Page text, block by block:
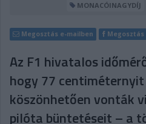
MONACÓINAGYDÍJ
Megosztás e-mailben Megosztás
Az F1 hivatalos
hogy 77
köszönhetően vonták
pilóta büntetéseit – a